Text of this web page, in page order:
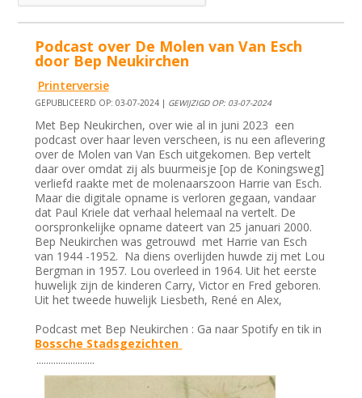
Podcast over De Molen van Van Esch
door Bep Neukirchen
Printerversie
GEPUBLICEERD OP: 03-07-2024 | GEWIJZIGD OP: 03-07-2024
Met Bep Neukirchen, over wie al in juni 2023 een
podcast over haar leven verscheen, is nu een aflevering
over de Molen van Van Esch uitgekomen. Bep vertelt
daar over omdat zij als buurmeisje [op de Koningsweg]
verliefd raakte met de molenaarszoon Harrie van Esch.
Maar die digitale opname is verloren gegaan, vandaar
dat Paul Kriele dat verhaal helemaal na vertelt. De
oorspronkelijke opname dateert van 25 januari 2000.
Bep Neukirchen was getrouwd met Harrie van Esch
van 1944 -1952. Na diens overlijden huwde zij met Lou
Bergman in 1957. Lou overleed in 1964. Uit het eerste
huwelijk zijn de kinderen Carry, Victor en Fred geboren.
Uit het tweede huwelijk Liesbeth, René en Alex,
Podcast met Bep Neukirchen : Ga naar Spotify en tik in
Bossche Stadsgezichten
........................